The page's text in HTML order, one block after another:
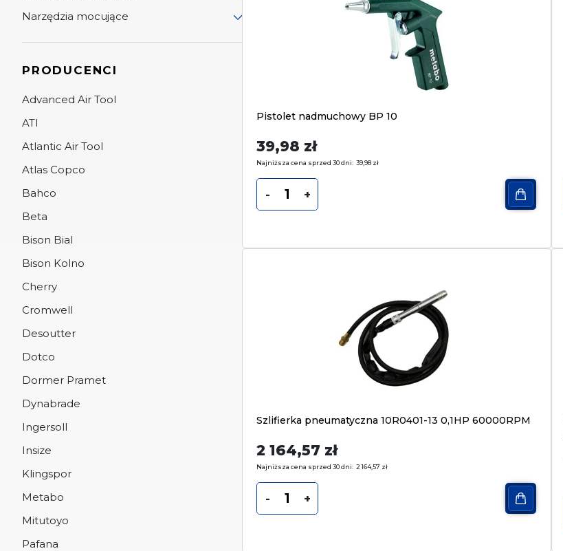
Narzędzia mocujące
PRODUCENCI
Advanced Air Tool
ATI
Atlantic Air Tool
Atlas Copco
Bahco
Beta
Bison Bial
Bison Kolno
Cherry
Cromwell
Desoutter
Dotco
Dormer Pramet
Dynabrade
Ingersoll
Insize
Klingspor
Metabo
Mitutoyo
Pafana
Pistolet nadmuchowy BP 10
39,98 zł
Najniższa cena sprzed 30 dni: 39,98 zł
- +
Szlifierka pneumatyczna 10R0401-13 0,1HP 60000RPM
2 164,57 zł
Najniższa cena sprzed 30 dni: 2 164,57 zł
- +